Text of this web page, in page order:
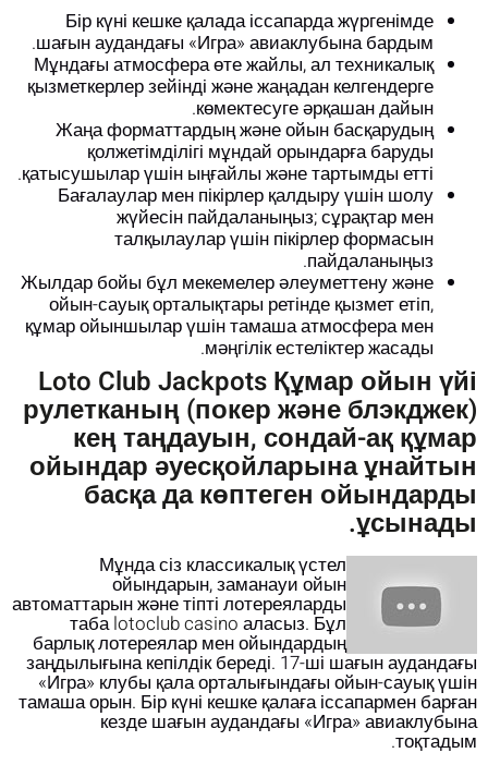
Бір күні кешке қалада іссапарда жүргенімде
шағын аудандағы «Игра» авиаклубына бардым.
Мұндағы атмосфера өте жайлы, ал техникалық
қызметкерлер зейінді және жаңадан келгендерге
көмектесуге әрқашан дайын.
Жаңа форматтардың және ойын басқарудың
қолжетімділігі мұндай орындарға баруды
қатысушылар үшін ыңғайлы және тартымды етті.
Бағалаулар мен пікірлер қалдыру үшін шолу
жүйесін пайдаланыңыз; сұрақтар мен
талқылаулар үшін пікірлер формасын
пайдаланыңыз.
Жылдар бойы бұл мекемелер әлеуметтену және
ойын-сауық орталықтары ретінде қызмет етіп,
құмар ойыншылар үшін тамаша атмосфера мен
мәңгілік естеліктер жасады.
Loto Club Jackpots Құмар ойын үйі
рулетканың (покер және блэкджек)
кең таңдауын, сондай-ақ құмар
ойындар әуесқойларына ұнайтын
басқа да көптеген ойындарды
ұсынады.
Мұнда сіз классикалық үстел
ойындарын, заманауи ойын
автоматтарын және тіпті лотереяларды
табаlotoclub casino аласыз. Бұл
барлық лотереялар мен ойындардың
заңдылығына кепілдік береді. 17-ші шағын аудандағы
«Игра» клубы қала орталығындағы ойын-сауық үшін
тамаша орын. Бір күні кешке қалаға іссапармен барған
кезде шағын аудандағы «Игра» авиаклубына
тоқтадым.